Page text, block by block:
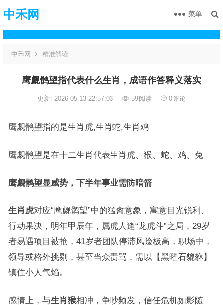
中禾网 菜单
中禾网 精准解读
鹰觑鹘望指代表什么生肖，成语作答释义落实
更新: 2026-05-13 22:57:03 59阅读 0评论
鹰觑鹘望指的是生肖虎,生肖蛇,生肖鸡
鹰觑鹘望是在十二生肖代表生肖虎、猴、蛇、鸡、兔
鹰觑鹘望显威势，下半年事业需防暗箭
生肖虎对应“鹰觑鹘望”中的猛禽意象，寓意目光锐利、
行动果决，明年甲辰年，属虎人逢“龙虎斗”之局，29岁
者易遇项目被抢，41岁者团队停滞风险极高，职场中，
领导或格外挑剔，甚至当众责骂，需以【黑曜石貔貅】
镇住小人气焰。
感情上，与生肖猴相冲，争吵频发，信任危机如影随